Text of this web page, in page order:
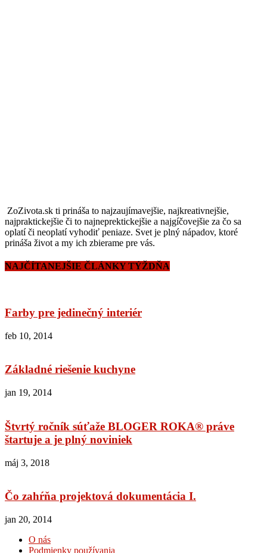
ZoZivota.sk ti prináša to najzaujímavejšie, najkreativnejšie,
najpraktickejšie či to najneprektickejšie a najgíčovejšie za čo sa
oplatí či neoplatí vyhodiť peniaze. Svet je plný nápadov, ktoré
prináša život a my ich zbierame pre vás.
NAJČÍTANEJŠIE ČLÁNKY TÝŽDŇA
Farby pre jedinečný interiér
feb 10, 2014
Základné riešenie kuchyne
jan 19, 2014
Štvrtý ročník súťaže BLOGER ROKA® práve
štartuje a je plný noviniek
máj 3, 2018
Čo zahŕňa projektová dokumentácia I.
jan 20, 2014
O nás
Podmienky používania